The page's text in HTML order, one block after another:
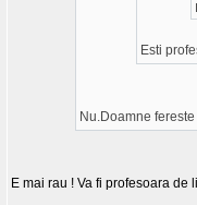
Esti
Nu.Doamne fereste
E mai rau ! Va fi profesoara